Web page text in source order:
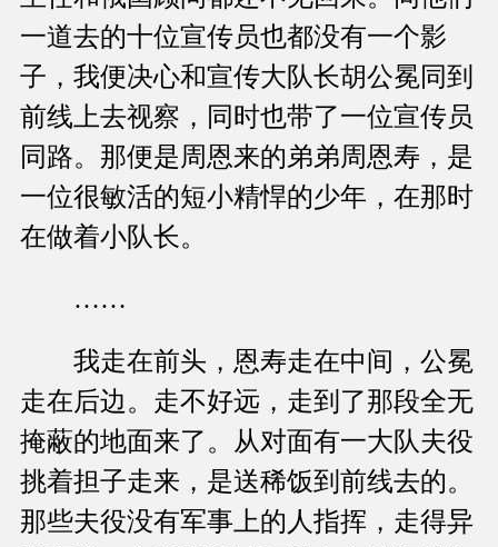
一道去的十位宣传员也都没有一个影
子，我便决心和宣传大队长胡公冕同到
前线上去视察，同时也带了一位宣传员
同路。那便是周恩来的弟弟周恩寿，是
一位很敏活的短小精悍的少年，在那时
在做着小队长。
……
我走在前头，恩寿走在中间，公冕
走在后边。走不好远，走到了那段全无
掩蔽的地面来了。从对面有一大队夫役
挑着担子走来，是送稀饭到前线去的。
那些夫役没有军事上的人指挥，走得异